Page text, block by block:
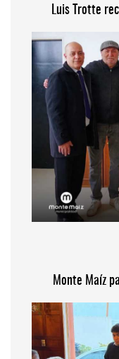
Luis Trotte
Monte Maíz